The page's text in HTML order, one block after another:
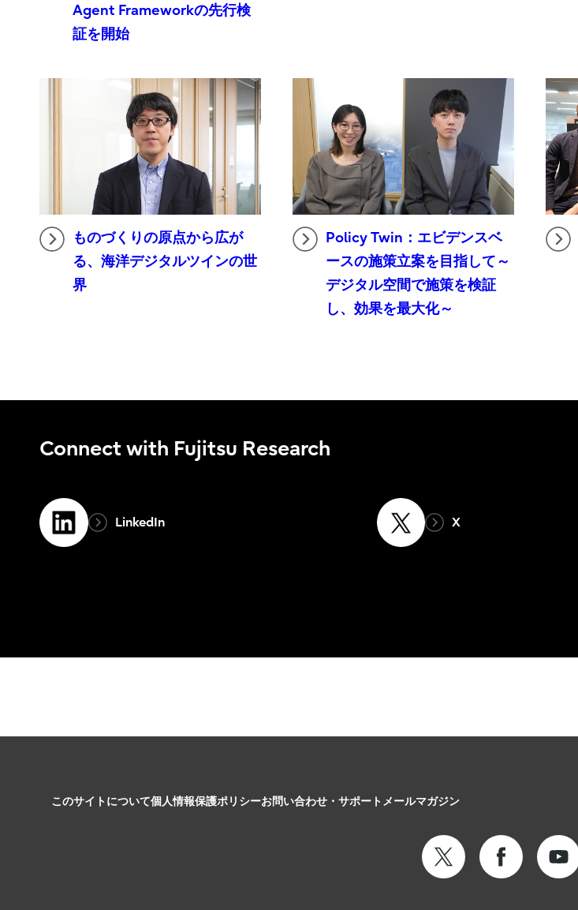
Agent Frameworkの先行検
証を開始
ものづくりの原点から広が
る、海洋デジタルツインの世
界
Policy Twin：エビデンスベ
ースの施策立案を目指して～
デジタル空間で施策を検証
し、効果を最大化～
Connect with Fujitsu Research
LinkedIn X
このサイトについて個人情報保護ポリシーお問い合わせ・サポート メールマガジン